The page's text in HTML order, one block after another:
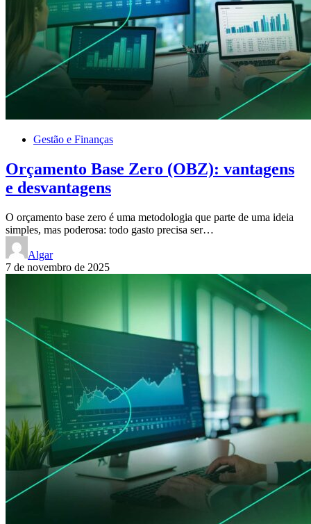
Gestão e Finanças
Orçamento Base Zero (OBZ): vantagens
e desvantagens
O orçamento base zero é uma metodologia que parte de uma ideia
simples, mas poderosa: todo gasto precisa ser…
Algar
7 de novembro de 2025